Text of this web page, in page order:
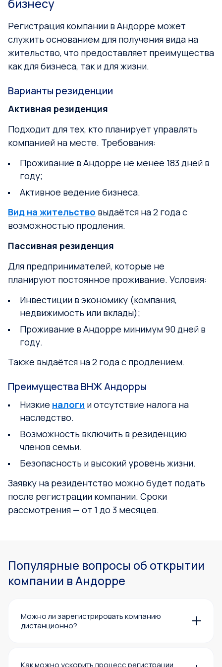
бизнесу
Регистрация компании в Андорре может
служить основанием для получения вида на
жительство, что предоставляет преимущества
как для бизнеса, так и для жизни.
Варианты резиденции
Активная резиденция
Подходит для тех, кто планирует управлять
компанией на месте. Требования:
Проживание в Андорре не менее 183 дней в
году;
Активное ведение бизнеса.
Вид на жительство выдаётся на 2 года с
возможностью продления.
Пассивная резиденция
Для предпринимателей, которые не
планируют постоянное проживание. Условия:
Инвестиции в экономику (компания,
недвижимость или вклады);
Проживание в Андорре минимум 90 дней в
году.
Также выдаётся на 2 года с продлением.
Преимущества ВНЖ Андорры
Низкие налоги и отсутствие налога на
наследство.
Возможность включить в резиденцию
членов семьи.
Безопасность и высокий уровень жизни.
Заявку на резидентство можно будет подать
после регистрации компании. Сроки
рассмотрения — от 1 до 3 месяцев.
Популярные вопросы об открытии
компании в Андорре
Можно ли зарегистрировать компанию
дистанционно?
Как можно ускорить процесс регистрации